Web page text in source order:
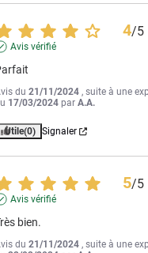
4/5
Avis vérifié
du21/11/2024 , suite à une
17/03/2024 parA.A.
Utile(0) Signaler
5/5
Avis vérifié
bien.
du21/11/2024 , suite à une